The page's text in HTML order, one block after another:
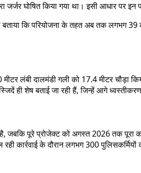
घोषित किया गया था। इसी आधार पर इन
बताया कि परियोजना के तहत अब तक लगभग
लंबी दालमंडी गली को 17.4 मीटर चौड़ा
ही शेष बताई जा रही हैं, जिन्हें आगे
जबकि पूरे प्रोजेक्ट को अगस्त 2026 तक पूरा
के दौरान लगभग 300 पुलिसकर्मियों